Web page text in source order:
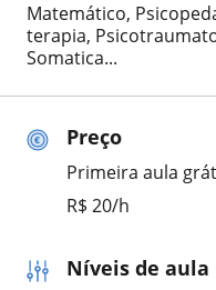
Preço
Primeira aula
R$ 20/h
Níveis de aula
Matemático,
terapia,
Somatica...